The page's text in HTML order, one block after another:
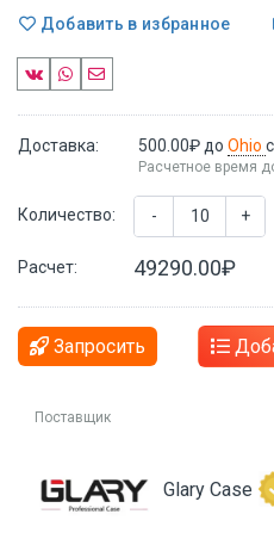
Добавить в избранное
Доставка: 500.00₽ до Ohio
Расчетное время
Количество: - +
Расчет: 49290.00₽
Запросить
Поставщик
Glary Case